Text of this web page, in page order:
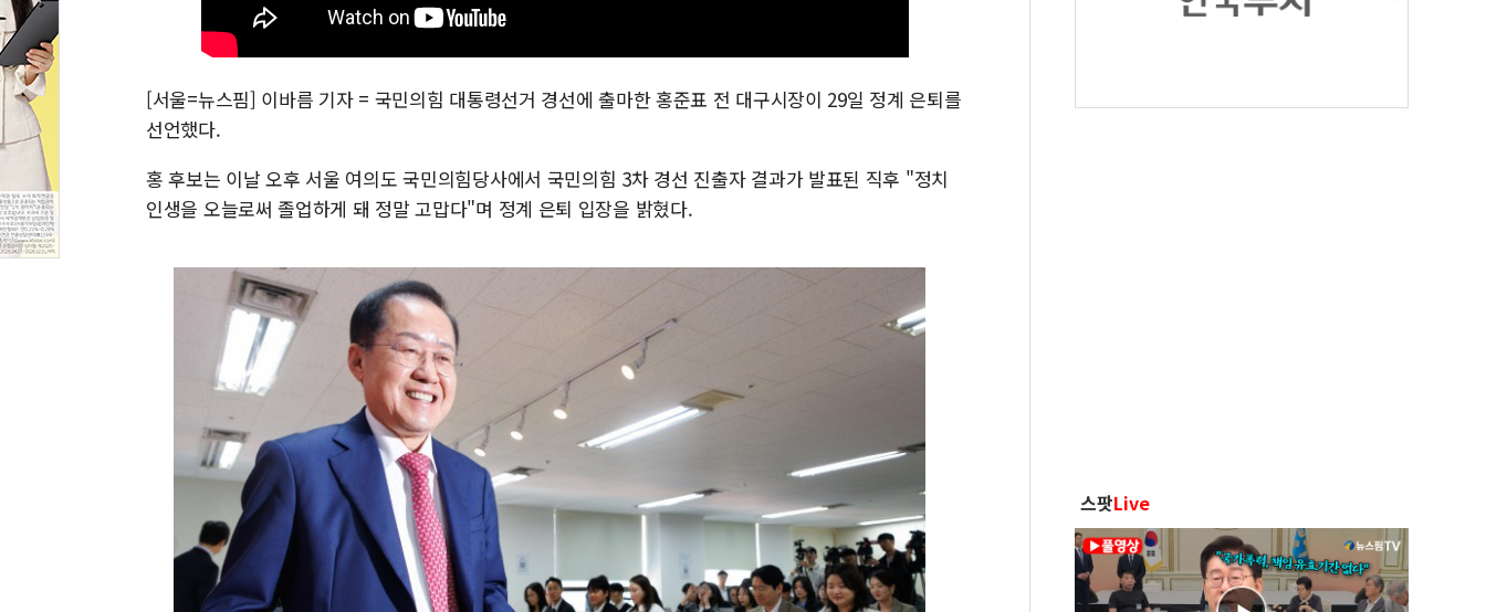
[서울=뉴스핌] 이바름 기자 = 국민의힘 대통령선거 경선에 출마한 홍준표 전 대구시장이 29일 정계 은퇴를
선언했다.
홍 후보는 이날 오후 서울 여의도 국민의힘당사에서 국민의힘 3차 경선 진출자 결과가 발표된 직후 "정치
인생을 오늘로써 졸업하게 돼 정말 고맙다"며 정계 은퇴 입장을 밝혔다.
스팟Live